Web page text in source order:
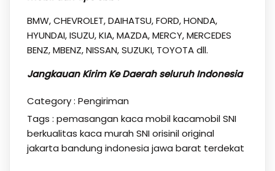
BMW, CHEVROLET, DAIHATSU, FORD, HONDA,
HYUNDAI, ISUZU, KIA, MAZDA, MERCY, MERCEDES
BENZ, MBENZ, NISSAN, SUZUKI, TOYOTA dll.
Jangkauan Kirim Ke Daerah seluruh Indonesia
Category : Pengiriman
Tags : pemasangan kaca mobil kacamobil SNI
berkualitas kaca murah SNI orisinil original
jakarta bandung indonesia jawa barat terdekat